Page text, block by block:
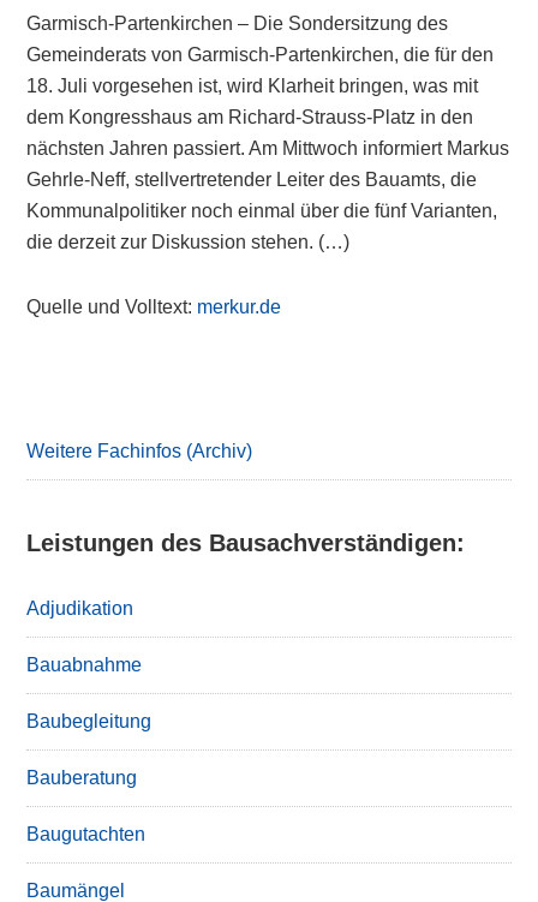
Garmisch-Partenkirchen – Die Sondersitzung des
Gemeinderats von Garmisch-Partenkirchen, die für den
18. Juli vorgesehen ist, wird Klarheit bringen, was mit
dem Kongresshaus am Richard-Strauss-Platz in den
nächsten Jahren passiert. Am Mittwoch informiert Markus
Gehrle-Neff, stellvertretender Leiter des Bauamts, die
Kommunalpolitiker noch einmal über die fünf Varianten,
die derzeit zur Diskussion stehen. (…)
Quelle und Volltext: merkur.de
Weitere Fachinfos (Archiv)
Leistungen des Bausachverständigen:
Adjudikation
Bauabnahme
Baubegleitung
Bauberatung
Baugutachten
Baumängel